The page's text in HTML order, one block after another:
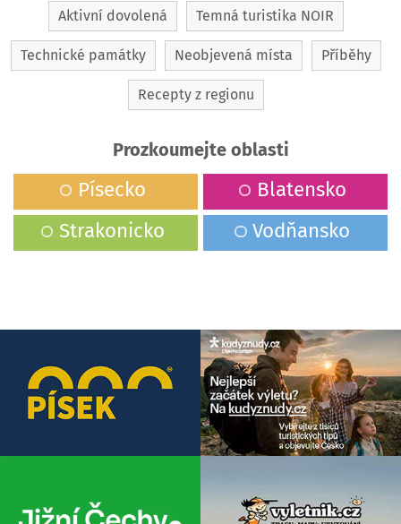
Aktivní dovolená Temná turistika NOIR
Technické památky Neobjevená místa Příběhy
Recepty z regionu
Prozkoumejte oblasti
Písecko
Blatensko
Strakonicko
Vodňansko